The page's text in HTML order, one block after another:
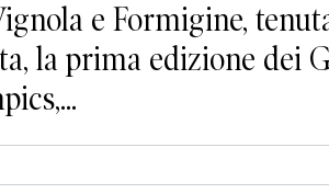
e Formigine,
la prima edizione dei